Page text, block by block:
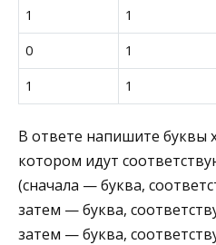
1 1
0 1
1 1
В ответе напишите буквы
котором идут
(сначала — буква,
затем — буква,
затем — буква,